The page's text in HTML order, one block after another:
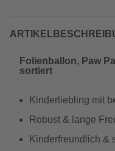
Folienballon, Paw
sortiert
Kinderliebling mit
Robust & lange
Kinderfreundlich &